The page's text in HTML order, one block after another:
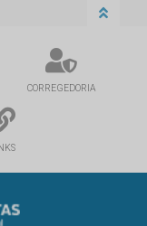
CORREGEDORIA